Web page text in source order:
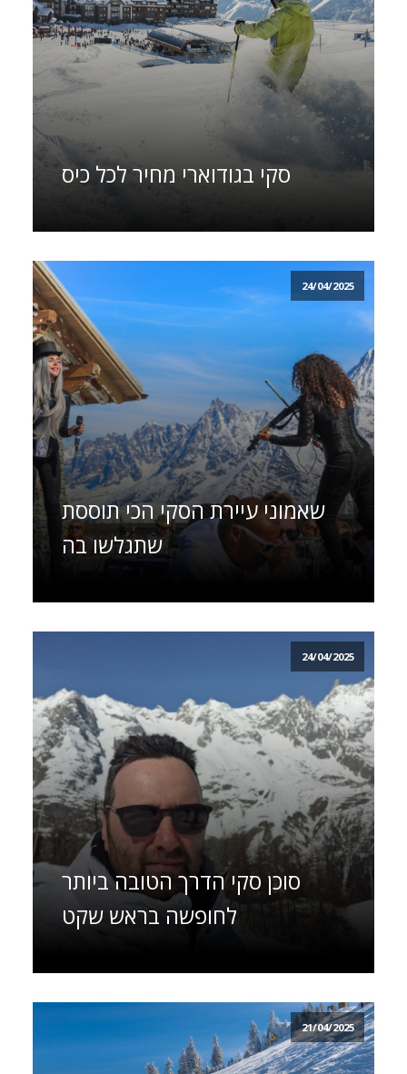
סקי בגודוארי מחיר לכל כיס
24/04/2025
שאמוני עיירת הסקי הכי תוססת
שתגלשו בה
24/04/2025
סוכן סקי הדרך הטובה ביותר
לחופשה בראש שקט
21/04/2025